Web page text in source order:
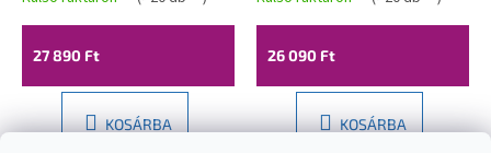
WALL, 1030100
27 890 Ft
KOSÁRBA
1030090
26 090 Ft
KOSÁRBA